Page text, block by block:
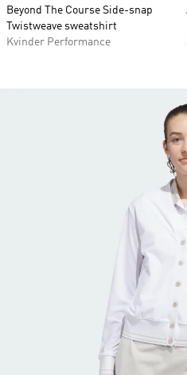
Beyond The Course Side-snap
Twistweave sweatshirt
Kvinder Performance